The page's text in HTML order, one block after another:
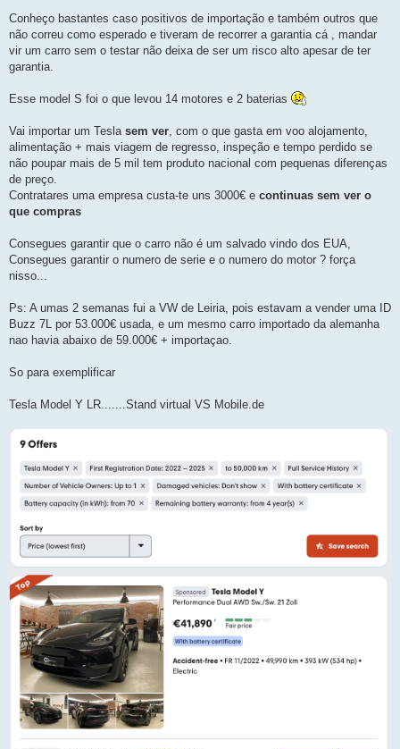
Conheço bastantes caso positivos de importação e também outros que
não correu como esperado e tiveram de recorrer a garantia cá , mandar
vir um carro sem o testar não deixa de ser um risco alto apesar de ter
garantia.
Esse model S foi o que levou 14 motores e 2 baterias
Vai importar um Tesla sem ver , com o que gasta em voo alojamento,
alimentação + mais viagem de regresso, inspeção e tempo perdido se
não poupar mais de 5 mil tem produto nacional com pequenas diferenças
de preço.
Contratares uma empresa custa-te uns 3000€ e continuas sem ver o
que compras
Consegues garantir que o carro não é um salvado vindo dos EUA,
Consegues garantir o numero de serie e o numero do motor ? força
nisso...
Ps: A umas 2 semanas fui a VW de Leiria, pois estavam a vender uma ID
Buzz 7L por 53.000€ usada, e um mesmo carro importado da alemanha
nao havia abaixo de 59.000€ + importaçao.
So para exemplificar
Tesla Model Y LR.......Stand virtual VS Mobile.de